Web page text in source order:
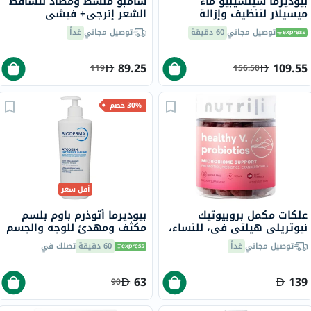
ميسيلار لتنظيف وإزالة
المكياج 850 ملتوصيل مجاني60 دقيقة
109.55
156.50
الشعر إنرجي+ فيشي
ديركوس، 200 مل
توصيل مجانيغداً
89.25
119
علكات مكمل بروبيوتيك
نيوتريلي هيلتي في، للنساء،
للبالغين، 60 قطعة
توصيل مجانيغداً
139
30% خصم
أقل سعر
بيوديرما أتوذرم باوم بلسم
مكثف ومهدئ للوجه والجسم
500 مل 60 دقيقة تصلك في
63
90